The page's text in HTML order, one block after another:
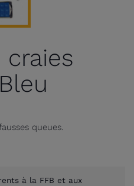
craies
queues.
à la FFB et aux